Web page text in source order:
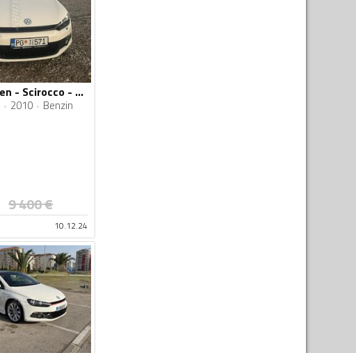
Volkswagen - Scirocco - 1.4 Tsi
2010 Benzin
9 400€
10.12.24